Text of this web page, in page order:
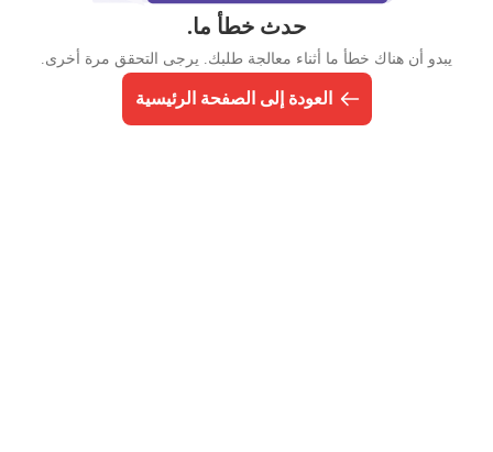
حدث خطأ ما.
يبدو أن هناك خطأ ما أثناء معالجة طلبك. يرجى التحقق مرة أخرى.
العودة إلى الصفحة الرئيسية